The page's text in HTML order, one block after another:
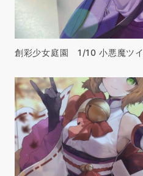
創彩少女庭園 1/10 小悪魔ツ